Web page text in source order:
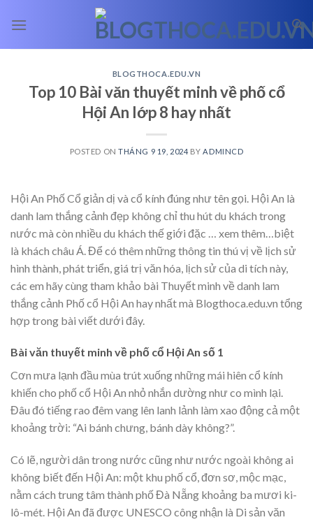
BLOGTHOCA.EDU.VN
Top 10 Bài văn thuyết minh về phố cổ
Hội An lớp 8 hay nhất
POSTED ONTHÁNG 9 19, 2024 BY ADMINCD
Hội An Phố Cổ giản dị và cổ kính đúng như tên gọi. Hội An là
danh lam thắng cảnh đẹp không chỉ thu hút du khách trong
nước mà còn nhiều du khách thế giới đặc
… xem thêm… biệt
là khách châu Á. Để có thêm những thông tin thú vị về lịch sử
hình thành, phát triển, giá trị văn hóa, lịch sử của di tích này,
các em hãy cùng tham khảo bài Thuyết minh về danh lam
thắng cảnh Phố cổ Hội An hay nhất mà Blogthoca.edu.vn tổng
hợp trong bài viết dưới đây.
Bài văn thuyết minh về phố cổ Hội An số 1
Cơn mưa lạnh đầu mùa trút xuống những mái hiên cổ kính
khiến cho phố cổ Hội An nhỏ nhắn dường như co mình lại.
Đâu đó tiếng rao đêm vang lên lanh lảnh làm xao động cả một
khoảng trời: “Ai bánh chưng, bánh dày không?”.
Có lẽ, người dân trong nước cũng như nước ngoài không ai
không biết đến Hội An: một khu phố cổ, đơn sơ, mộc mạc,
nằm cách trung tâm thành phố Đà Nẵng khoảng ba mươi ki-
lô-mét. Hội An đã được UNESCO công nhận là Di sản văn